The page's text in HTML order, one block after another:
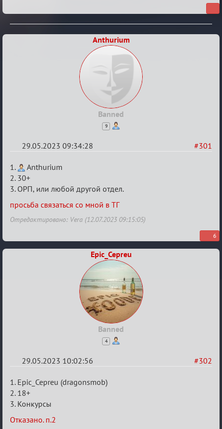
Anthurium
Banned
9
#301
29.05.2023 09:34:28
Re:
Заявки
в
Авторитеты²
1.
Anthurium
2. 30+
3. ОРП, или любой другой отдел.
просьба связаться со мной в ТГ
Отредактировано: Vera (12.07.2023 09:15:05)
6
Epic_Cepreu
Banned
4
#302
29.05.2023 10:02:56
Re:
Заявки
в
Авторитеты²
1. Epic_Cepreu (dragonsmob)
2. 18+
3. Конкурсы
Отказано. п.2